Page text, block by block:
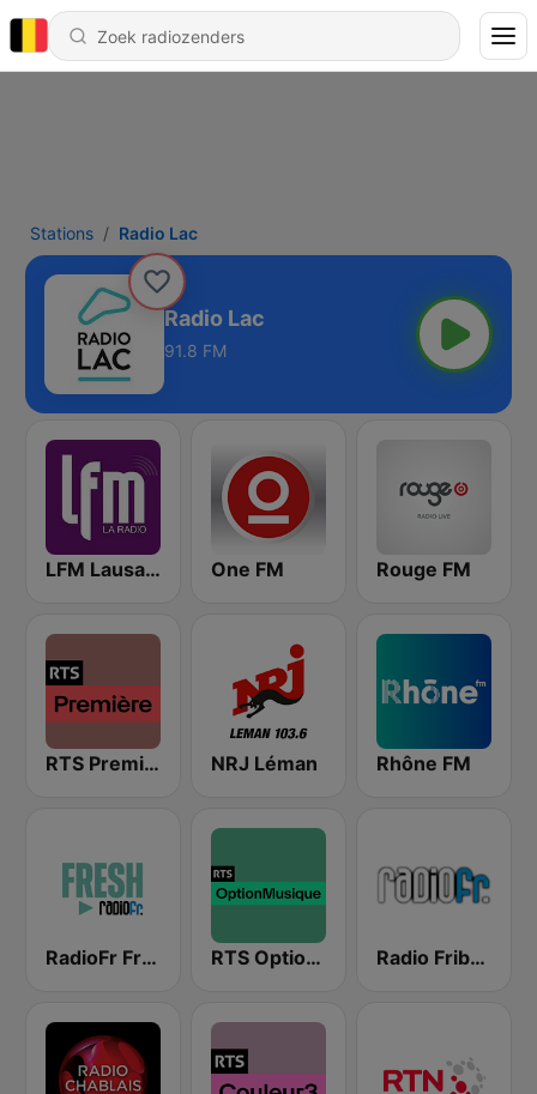
Stations Radio Lac
Radio Lac
91.8 FM
LFM Lausanne FM One FM Rouge FM
RTS Première NRJ Léman Rhône FM
RadioFr Fresh RTS Option Musique Radio Fribourg